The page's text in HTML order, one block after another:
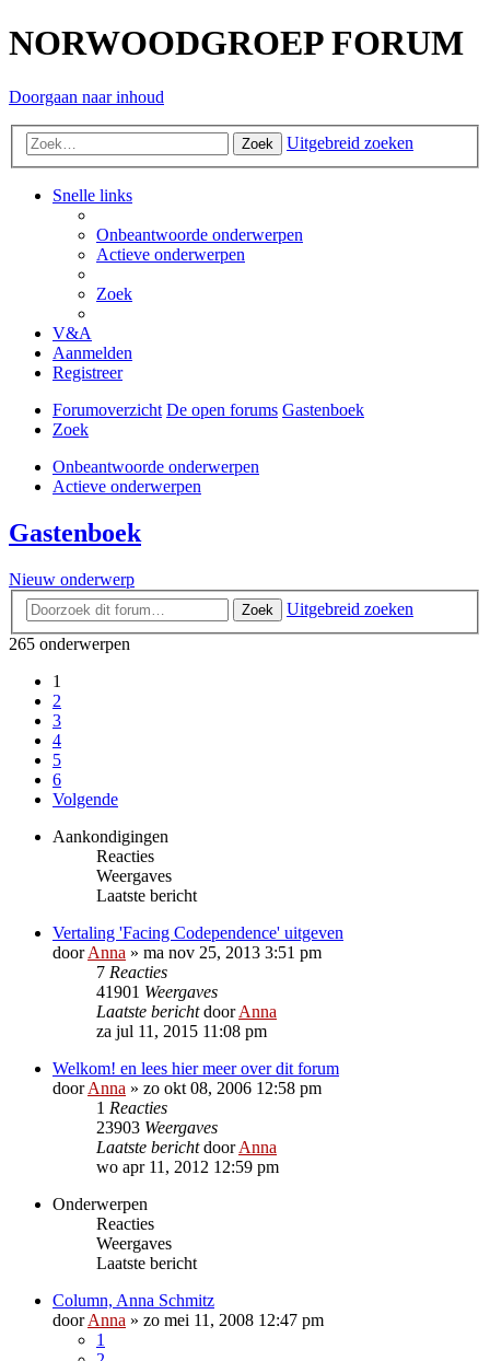
NORWOODGROEP FORUM
Doorgaan naar inhoud
Zoek Uitgebreid zoeken
Snelle links
Onbeantwoorde onderwerpen
Actieve onderwerpen
Zoek
V&A
Aanmelden
Registreer
Forumoverzicht De open forums Gastenboek
Zoek
Onbeantwoorde onderwerpen
Actieve onderwerpen
Gastenboek
Nieuw onderwerp
Zoek
Uitgebreid zoeken
265 onderwerpen
1
2
3
4
5
6
Volgende
Aankondigingen
Reacties
Weergaves
Laatste bericht
Vertaling 'Facing Codependence' uitgeven
doorAnna » ma nov 25, 2013 3:51 pm
7 Reacties
41901 Weergaves
Laatste berichtdoorAnna
za jul 11, 2015 11:08 pm
Welkom! en lees hier meer over dit forum
doorAnna » zo okt 08, 2006 12:58 pm
1 Reacties
23903 Weergaves
Laatste berichtdoorAnna
wo apr 11, 2012 12:59 pm
Onderwerpen
Reacties
Weergaves
Laatste bericht
Column, Anna Schmitz
doorAnna » zo mei 11, 2008 12:47 pm
1